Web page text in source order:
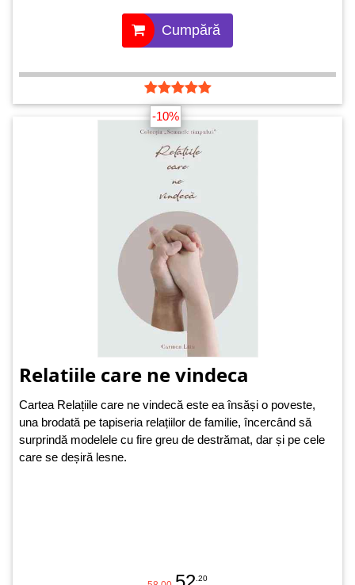
Cumpără
-10%
Relatiile care ne vindeca
Cartea Relațiile care ne vindecă este ea însăși o poveste,
una brodată pe tapiseria relațiilor de familie, încercând să
surprindă modelele cu fire greu de destrămat, dar și pe cele
care se deșiră lesne.
.20